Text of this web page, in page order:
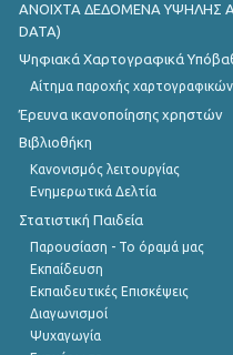
ANOIXTA ΔΕΔΟΜΕΝΑ ΥΨΗΛΗΣ
DATA)
Ψηφιακά Χαρτογραφικά
Αίτημα παροχής
Έρευνα ικανοποίησης χρηστών
Βιβλιοθήκη
Κανονισμός λειτουργίας
Ενημερωτικά Δελτία
Στατιστική Παιδεία
Παρουσίαση - Το όραμά μας
Εκπαίδευση
Εκπαιδευτικές Επισκέψεις
Διαγωνισμοί
Ψυχαγωγία